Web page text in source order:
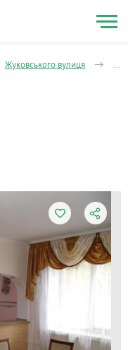
Жуковського вулиця